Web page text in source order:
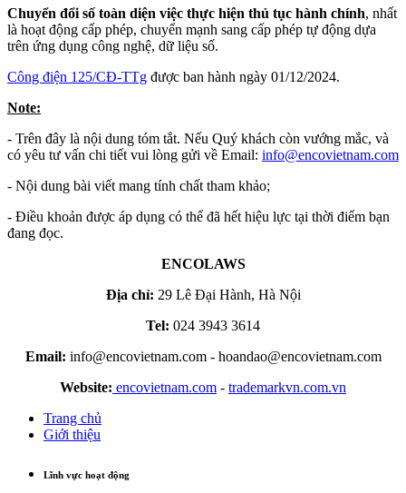
Chuyển đổi số toàn diện việc thực hiện thủ tục hành chính, nhất
là hoạt động cấp phép, chuyển mạnh sang cấp phép tự động dựa
trên ứng dụng công nghệ, dữ liệu số.
Công điện 125/CĐ-TTg được ban hành ngày 01/12/2024.
Note:
- Trên đây là nội dung tóm tắt. Nếu Quý khách còn vướng mắc, và
có yêu tư vấn chi tiết vui lòng gửi về Email: info​@​encovietnam.com
- Nội dung bài viết mang tính chất tham khảo;
- Điều khoản được áp dụng có thể đã hết hiệu lực tại thời điểm bạn
đang đọc.
ENCOLAWS
Địa chỉ: 29 Lê Đại Hành, Hà Nội
Tel: 024 3943 3614
Email: info@encovietnam.com- hoandao@encovietnam.com
Website: encovietnam.com - trademarkvn.com.vn
Trang chủ
Giới thiệu
Lĩnh vực hoạt động